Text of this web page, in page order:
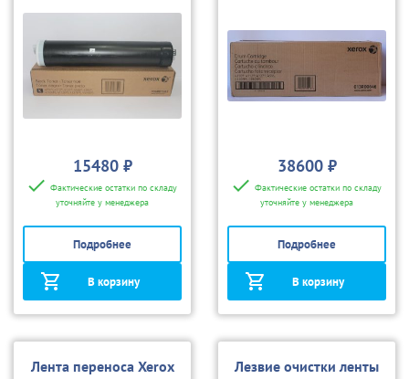
15480 ₽
Фактические остатки по складу
уточняйте у менеджера
Подробнее
В корзину
38600 ₽
Фактические остатки по складу
уточняйте у менеджера
Подробнее
В корзину
Лента переноса Xerox
Лезвие очистки ленты